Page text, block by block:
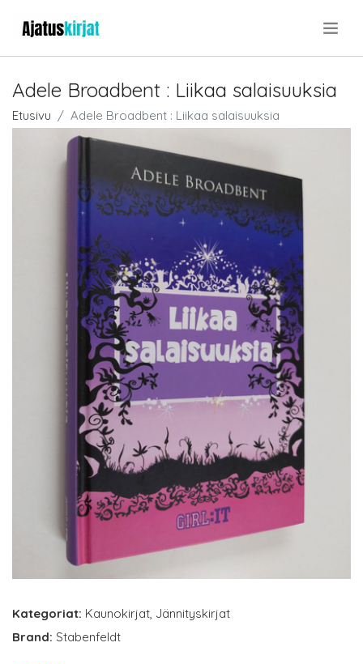
Adele Broadbent : Liikaa salaisuuksia
Etusivu Adele Broadbent : Liikaa salaisuuksia
Kategoriat: Kaunokirjat, Jännityskirjat
Brand: Stabenfeldt